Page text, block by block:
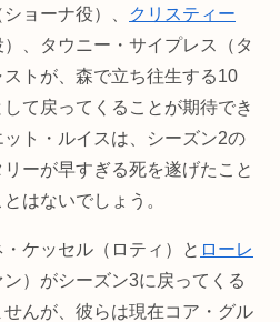
ョーナ役）、
クリスティー
）、タウニー・サイプレス（タ
トが、森で立ち往生する10
て戻ってくることが期待でき
ト・ルイスは、シーズン2の
ーが早すぎる死を遂げたこと
はないでしょう。
ケッセル（ロティ）と ローレ
ン）がシーズン3に戻ってくる
んが、彼らは現在コア・グル